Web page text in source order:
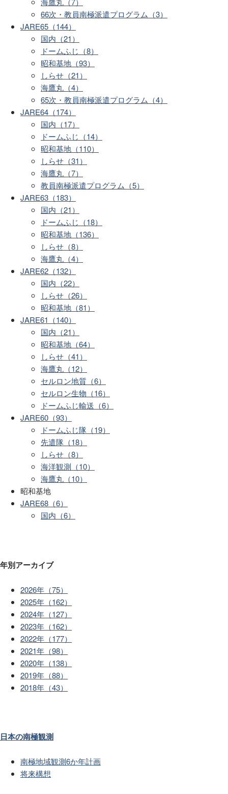
66次・教員南極派遣プログラム（3）
JARE65（144）
国内（21）
ドームふじ（8）
昭和基地（93）
しらせ（21）
海鷹丸（4）
65次・教員南極派遣プログラム（4）
JARE64（174）
国内（17）
ドームふじ（14）
昭和基地（110）
しらせ（31）
海鷹丸（7）
教員南極派遣プログラム（5）
JARE63（183）
国内（21）
ドームふじ（18）
昭和基地（136）
しらせ（8）
海鷹丸（4）
JARE62（132）
国内（22）
しらせ（26）
昭和基地（81）
JARE61（140）
国内（21）
昭和基地（64）
しらせ（41）
海鷹丸（12）
セルロン地質（6）
セルロン生物（16）
ドームふじ輸送（6）
JARE60（93）
ドームふじ隊（19）
先遣隊（18）
しらせ（8）
海洋観測（10）
海鷹丸（10）
昭和基地
JARE68（6）
国内（6）
年別アーカイブ
2026年（75）
2025年（162）
2024年（127）
2023年（162）
2022年（177）
2021年（98）
2020年（138）
2019年（88）
2018年（43）
日本の南極観測
南極地域観測6か年計画
将来構想